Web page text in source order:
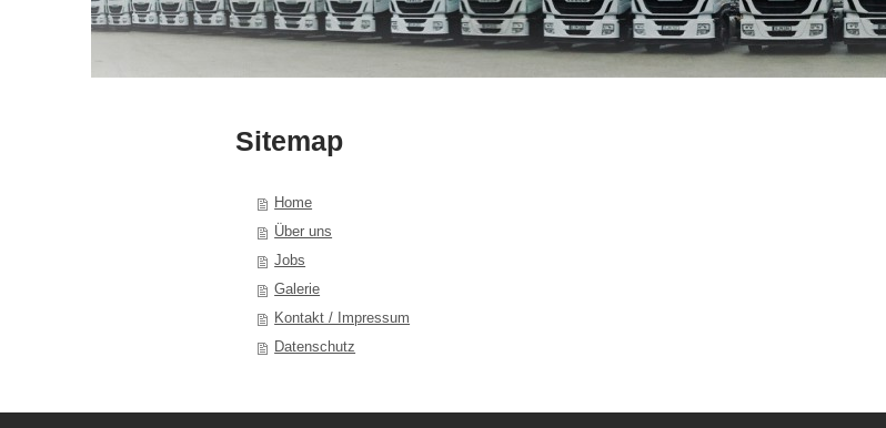
Sitemap
Home
Über uns
Jobs
Galerie
Kontakt / Impressum
Datenschutz